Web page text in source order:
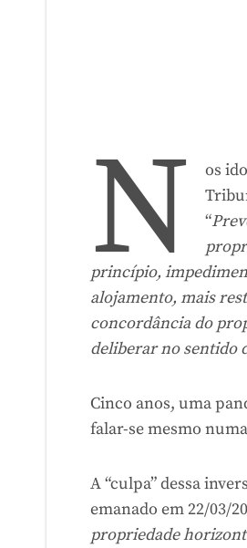
N
os
“
princípio,
alojamento, mais
concordância do
deliberar no sentido
Cinco anos, uma
falar-se mesmo
A “culpa” dessa
emanado em 22/03/
propriedade